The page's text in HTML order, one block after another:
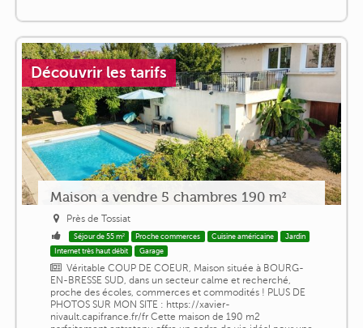
Découvrir les tarifs
Maison a vendre 5 chambres 190 m²
Près de Tossiat
Séjour de 55 m² Proche commerces Cuisine américaine
Jardin
Internet très haut débit
Garage
Véritable COUP DE COEUR, Maison située à BOURG-
EN-BRESSE SUD, dans un secteur calme et recherché,
proche des écoles, commerces et commodités ! PLUS DE
PHOTOS SUR MON SITE : https://xavier-
nivault.capifrance.fr/fr Cette maison de 190 m2